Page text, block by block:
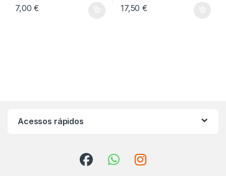
7,00€ 17,50€
Acessos rápidos